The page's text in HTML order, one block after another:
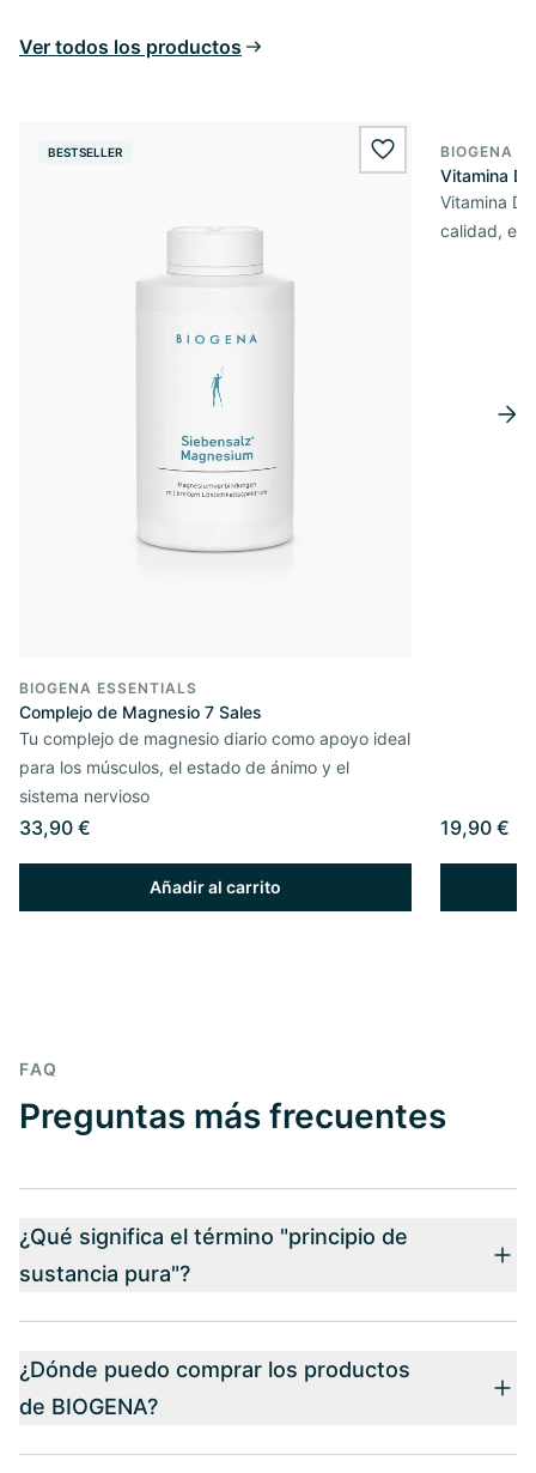
Ver todos los productos
BESTSELLER wishlist.add
BIOGENA ESSENTIALS
Complejo de Magnesio 7 Sales
Tu complejo de magnesio diario como apoyo ideal
para los músculos, el estado de ánimo y el
sistema nervioso
33,90 €
Añadir al carrito
BIOGENA
Vitamina
Vitamina
calidad, en
19,90 €
FAQ
Preguntas más frecuentes
¿Qué significa el término "principio de
sustancia pura"?
¿Dónde puedo comprar los productos
de BIOGENA?